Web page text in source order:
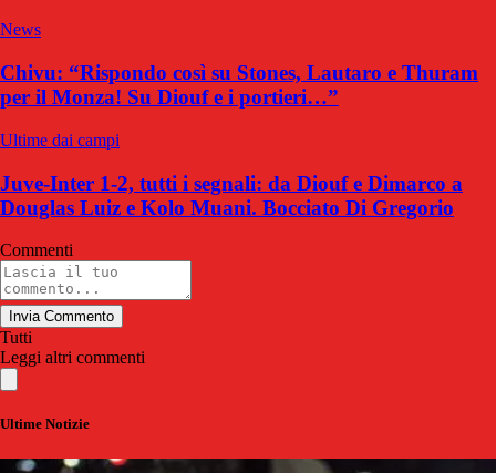
News
Chivu: “Rispondo così su Stones, Lautaro e Thuram
per il Monza! Su Diouf e i portieri…”
Ultime dai campi
Juve-Inter 1-2, tutti i segnali: da Diouf e Dimarco a
Douglas Luiz e Kolo Muani. Bocciato Di Gregorio
Commenti
Invia Commento
Tutti
Leggi altri commenti
Ultime Notizie